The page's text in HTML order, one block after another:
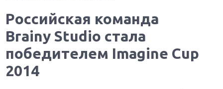
Российская команда
Brainy Studio стала
победителем Imagine Cup
2014